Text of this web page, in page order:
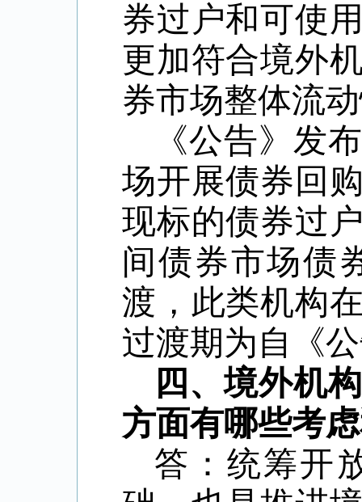
券过户和可使
更加符合境外
券市场整体流
《公告》发
场开展债券回
现标的债券过
间债券市场债
渡，此类机构
过渡期为自《
四、境外机
方面有哪些考
答：统筹开